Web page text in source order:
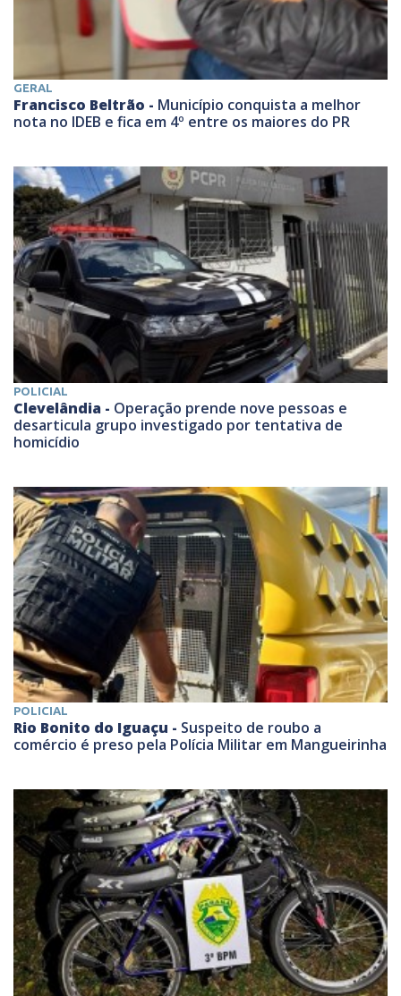
GERAL
Francisco Beltrão - Município conquista a melhor
nota no IDEB e fica em 4º entre os maiores do PR
POLICIAL
Clevelândia - Operação prende nove pessoas e
desarticula grupo investigado por tentativa de
homicídio
POLICIAL
Rio Bonito do Iguaçu - Suspeito de roubo a
comércio é preso pela Polícia Militar em Mangueirinha